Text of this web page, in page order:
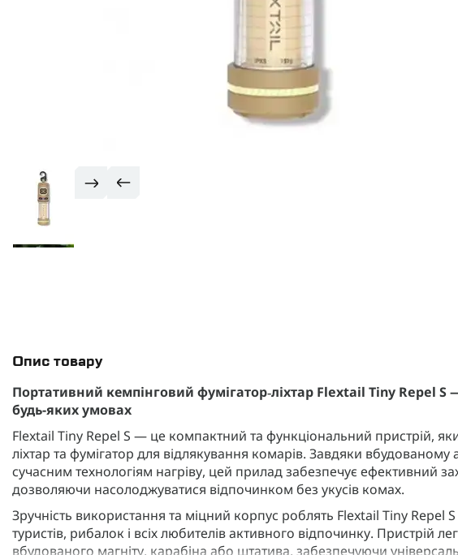
Опис товару
Портативний кемпінговий фумігатор‑ліхтар Flextail Tiny Repel S
будь-яких умовах
Flextail Tiny Repel S — це компактний та функціональний пристрій,
ліхтар та фумігатор для відлякування комарів. Завдяки вбудованому
сучасним технологіям нагріву, цей прилад забезпечує ефективний
дозволяючи насолоджуватися відпочинком без укусів комах.
Зручність використання та міцний корпус роблять Flextail Tiny Repel
туристів, рибалок і всіх любителів активного відпочинку. Пристрій
вбудованого магніту, карабіна або штатива, забезпечуючи